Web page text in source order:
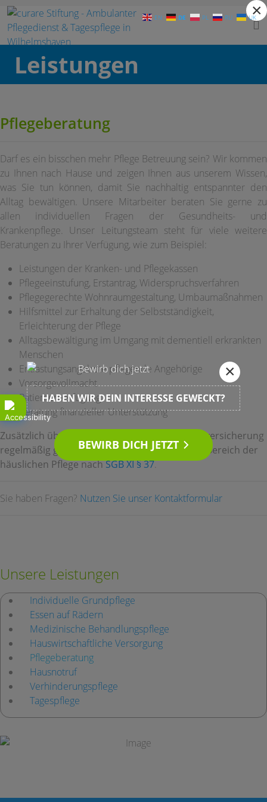
Kniprodestraße 96 - 26388 Wilhelmshaven | Telefon: 0 44 21 - 18 18 589 |
Leistungen
Pflegeberatung
Darf es ein bisschen mehr Pflege Betreuung sein? Wir kommen
zu Ihnen nach Hause und zeigen Ihnen aus unserem Wissen,
was Sie tun können, damit Sie nachhaltig entspannter den
Alltag bewältigen. Unsere Mitarbeiter beraten Sie gerne zu
allen individuellen Fragen der Gesundheits- und
Krankenpflege. Unser Leitungsteam steht für viele weitere
Beratungen zu Ihrer Verfügung, wie zum Beispiel:
Leistungen der Kranken- und Pflegekassen
Pflegeeinstufung, Erstantrag, Widerspruchsverfahren
Pflegegerechte Wohnraumgestaltung, Umbaumaßnahmen
Hilfsmittel zur Erhaltung der Selbstständigkeit,
Erleichterung der Pflege
Alltagsbewältigung im Umgang mit dementiell erkrankten
Menschen
Entlastungsangebote pflegende Angehörige
Vorsorgevollmacht
Patientenverfügung
Beratung finanzieller Unterstützung
Zusätzlich übernehmen wir die von der Pflegeversicherung
regelmäßig geforderten Pflegeberatungen im Bereich der
häuslichen Pflege nachSGB XI § 37.
Sie haben Fragen? Nutzen Sie unser Kontaktformular
Unsere Leistungen
Individuelle Grundpflege
Essen auf Rädern
Medizinische Behandlungspflege
Hauswirtschaftliche Versorgung
Pflegeberatung
Hausnotruf
Verhinderungspflege
Tagespflege
EN DE PL RU UK×
×
HABEN WIR DEIN INTERESSE GEWECKT?
BEWIRB DICH JETZT